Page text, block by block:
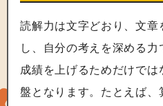
読解力は文字どおり、文
し、自分の考えを深める
成績を上げるためだけで
盤となります。たとえば、